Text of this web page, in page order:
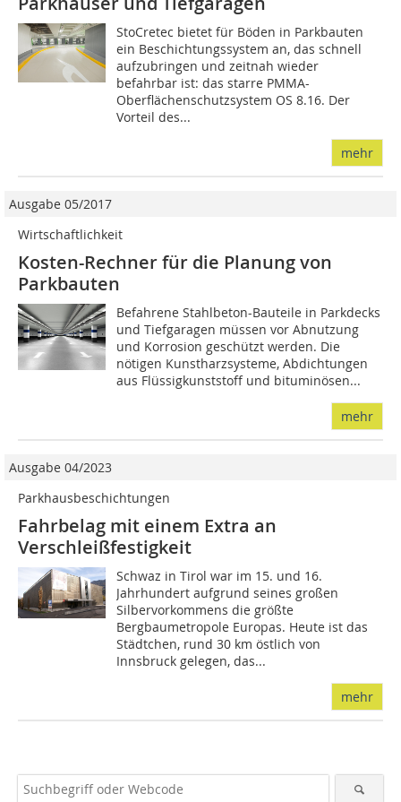
StoCretec bietet für Böden in Parkbauten
ein Beschichtungssystem an, das schnell
aufzubringen und zeitnah wieder
befahrbar ist: das starre PMMA-
Oberflächenschutzsystem OS 8.16. Der
Vorteil des...
mehr
Ausgabe 05/2017
Wirtschaftlichkeit
Kosten-Rechner für die Planung von
Parkbauten
Befahrene Stahlbeton-Bauteile in Parkdecks
und Tiefgaragen müssen vor Abnutzung
und Korrosion geschützt werden. Die
nötigen Kunstharzsysteme, Abdichtungen
aus Flüssigkunststoff und bituminösen...
mehr
Ausgabe 04/2023
Parkhausbeschichtungen
Fahrbelag mit einem Extra an
Verschleißfestigkeit
Schwaz in Tirol war im 15. und 16.
Jahrhundert aufgrund seines großen
Silbervorkommens die größte
Bergbaumetropole Europas. Heute ist das
Städtchen, rund 30 km östlich von
Innsbruck gelegen, das...
mehr